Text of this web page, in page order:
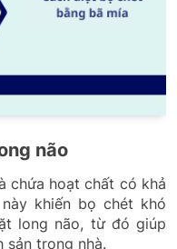
não
chứa hoạt chất có khả
khiến bọ chét khó
long não, từ đó giúp
sản trong nhà.